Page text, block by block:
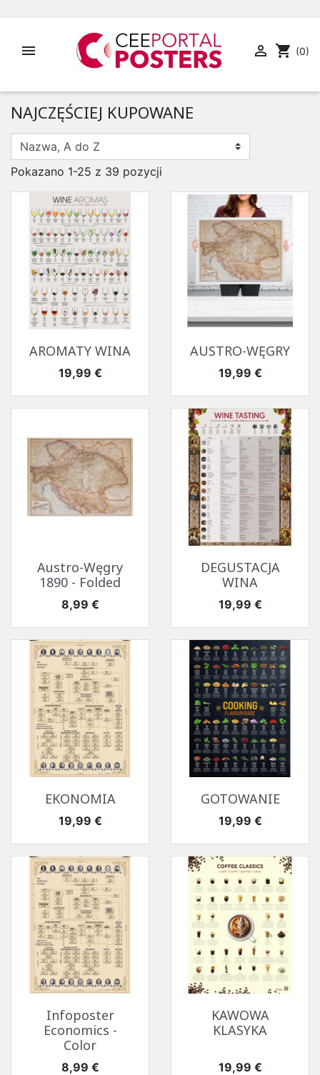
  shopping_cart (0)
NAJCZĘŚCIEJ KUPOWANE
Pokazano 1-25 z 39 pozycji
AROMATY WINA
Cena
19,99 €
AUSTRO-WĘGRY
Cena
19,99 €
Austro-Węgry
1890 - Folded
Cena
8,99 €
DEGUSTACJA
WINA
Cena
19,99 €
EKONOMIA
Cena
19,99 €
GOTOWANIE
Cena
19,99 €
Infoposter
Economics -
Color
Cena
8,99 €
KAWOWA
KLASYKA
Cena
19,99 €